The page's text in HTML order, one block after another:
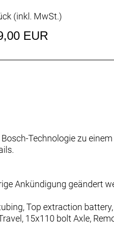
(inkl. MwSt.)
EUR
Technologie zu
Ankündigung geändert
Top extraction
15x110 bolt Axle,